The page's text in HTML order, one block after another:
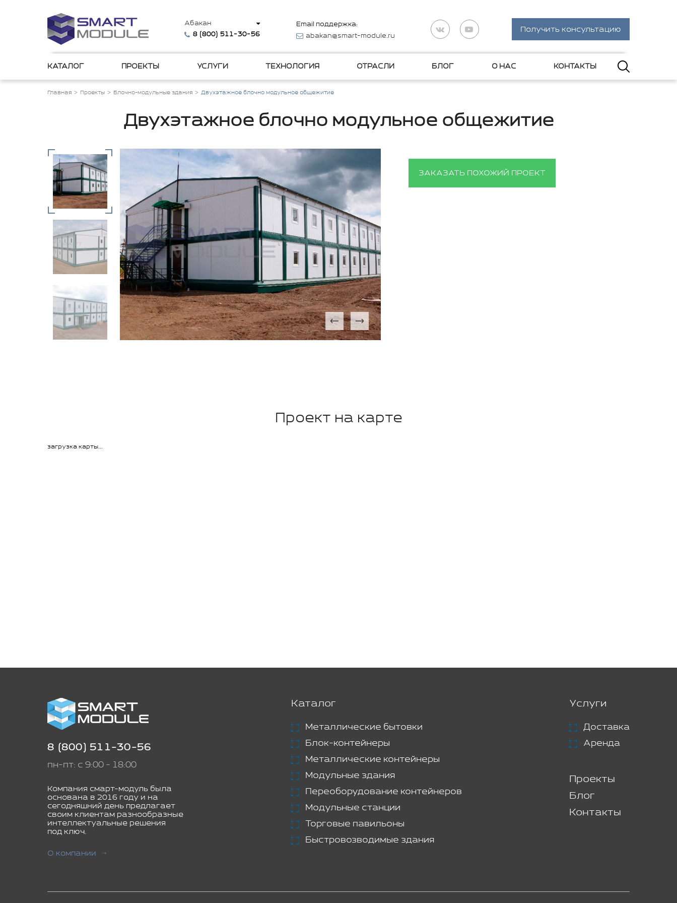
Абакан
8 (800) 511-30-56
Email поддержка:
abakan@smart-module.ru
Получить консультацию
КАТАЛОГ ПРОЕКТЫ УСЛУГИ ТЕХНОЛОГИЯ ОТРАСЛИ БЛОГ О НАС КОНТАКТЫ
Главная Проекты Блочно-модульные здания Двухэтажное блочно модульное общежитие
Двухэтажное блочно модульное общежитие
ЗАКАЗАТЬ ПОХОЖИЙ ПРОЕКТ
Проект на карте
загрузка карты...
8 (800) 511-30-56
пн-пт: с 9:00 - 18:00
Компания смарт-модуль была
основана в 2016 году и на
сегодняшний день предлагает
своим клиентам разнообразные
интеллектуальные решения
под ключ.
О компании
Каталог
Металлические бытовки
Блок-контейнеры
Металлические контейнеры
Модульные здания
Переоборудование контейнеров
Модульные станции
Торговые павильоны
Быстровозводимые здания
Услуги
Доставка
Аренда
Проекты
Блог
Контакты